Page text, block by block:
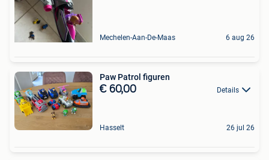
Mechelen-Aan-De-Maas 6 aug 26
Paw Patrol figuren
€ 60,00 Details
Hasselt 26 jul 26